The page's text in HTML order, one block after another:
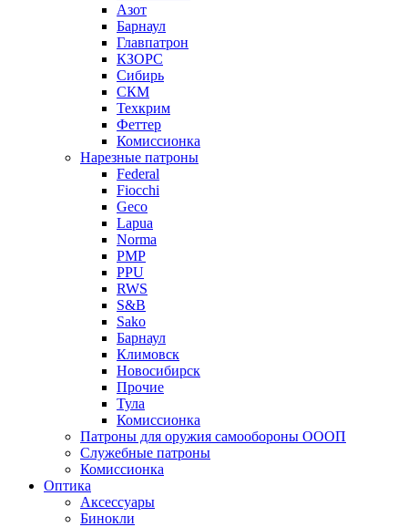
Азот
Барнаул
Главпатрон
КЗОРС
Сибирь
СКМ
Техкрим
Феттер
Комиссионка
Нарезные патроны
Federal
Fiocchi
Geco
Lapua
Norma
PMP
PPU
RWS
S&B
Sako
Барнаул
Климовск
Новосибирск
Прочие
Тула
Комиссионка
Патроны для оружия самообороны ОООП
Служебные патроны
Комиссионка
Оптика
Аксессуары
Бинокли